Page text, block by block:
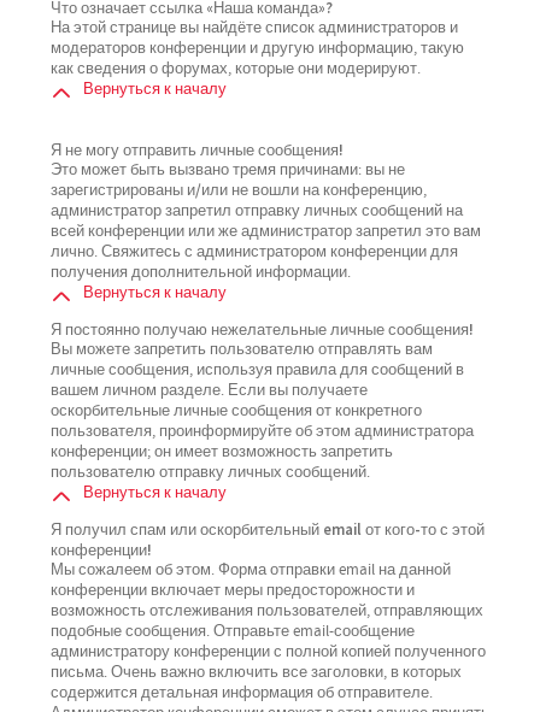
Что означает ссылка «Наша команда»?
На этой странице вы найдёте список администраторов и
модераторов конференции и другую информацию, такую
как сведения о форумах, которые они модерируют.
Вернуться к началу
Я не могу отправить личные сообщения!
Это может быть вызвано тремя причинами: вы не
зарегистрированы и/или не вошли на конференцию,
администратор запретил отправку личных сообщений на
всей конференции или же администратор запретил это вам
лично. Свяжитесь с администратором конференции для
получения дополнительной информации.
Вернуться к началу
Я постоянно получаю нежелательные личные сообщения!
Вы можете запретить пользователю отправлять вам
личные сообщения, используя правила для сообщений в
вашем личном разделе. Если вы получаете
оскорбительные личные сообщения от конкретного
пользователя, проинформируйте об этом администратора
конференции; он имеет возможность запретить
пользователю отправку личных сообщений.
Вернуться к началу
Я получил спам или оскорбительный email от кого-то с этой
конференции!
Мы сожалеем об этом. Форма отправки email на данной
конференции включает меры предосторожности и
возможность отслеживания пользователей, отправляющих
подобные сообщения. Отправьте email-сообщение
администратору конференции с полной копией полученного
письма. Очень важно включить все заголовки, в которых
содержится детальная информация об отправителе.